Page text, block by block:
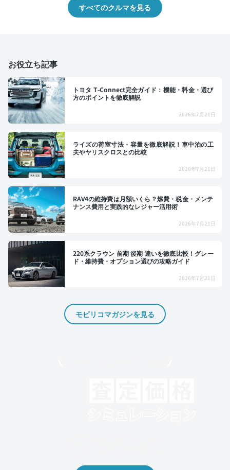
すべてのクルマを見る
お役立ち記事
トヨタ T-Connect完全ガイド：機能・料金・選び
方のポイントを徹底解説
2026年7月21日
ライズの荷室寸法・容量を徹底解説！車中泊の工
夫やヤリスクロスとの比較
2026年7月21日
RAV4の維持費は月額いくら？燃費・税金・メンテ
ナンス費用と実践的なレジャー活用術
2026年7月21日
220系クラウン 前期 後期 違いを徹底比較！グレー
ド・維持費・オプション選びの攻略ガイド
2026年7月21日
モビリコマガジンを見る